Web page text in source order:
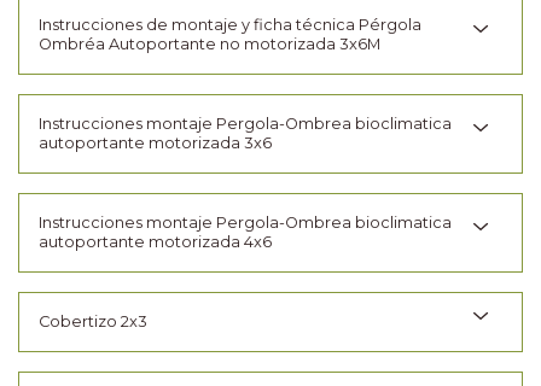
Instrucciones de montaje y ficha técnica Pérgola
Ombréa Autoportante no motorizada 3x6M
Instrucciones montaje Pergola-Ombrea bioclimatica
autoportante motorizada 3x6
Instrucciones montaje Pergola-Ombrea bioclimatica
autoportante motorizada 4x6
Cobertizo 2x3